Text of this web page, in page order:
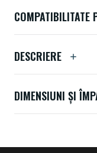
COMPATIBILITATE
DESCRIERE
DIMENSIUNI ȘI